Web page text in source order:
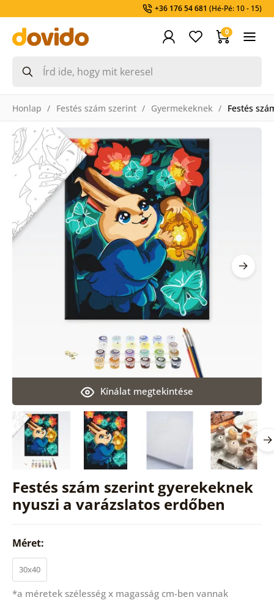
+36 176 54 681 (Hé-Pé: 10 - 15)
0
Honlap Festés szám szerint Gyermekeknek Festés
Festés szám szerint gyerekeknek
nyuszi a varázslatos erdőben
Kínálat megtekintése
Méret:
30x40
*a méretek szélesség x magasság cm-ben vannak